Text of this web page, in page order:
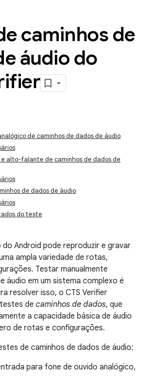
caminhos de
áudio do
de caminhos de dados de áudio
alto-falante de caminhos de dados de
de dados de áudio
do teste
do Android pode reproduzir e gravar
ampla variedade de rotas,
Testar manualmente
áudio em um sistema complexo é
resolver isso, o CTS Verifier
de caminhos de dados, que
a capacidade básica de áudio
de rotas e configurações.
de caminhos de dados de áudio:
para fone de ouvido analógico,